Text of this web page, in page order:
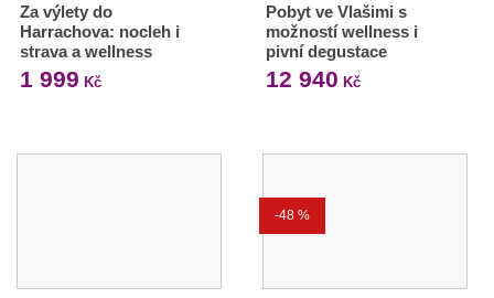
Za výlety do
Harrachova: nocleh i
strava a wellness
1 999 Kč
Pobyt ve Vlašimi s
možností wellness i
pivní degustace
12 940 Kč
-48 %